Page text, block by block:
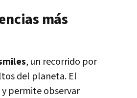
más
, un recorrido por
del planeta. El
y permite observar